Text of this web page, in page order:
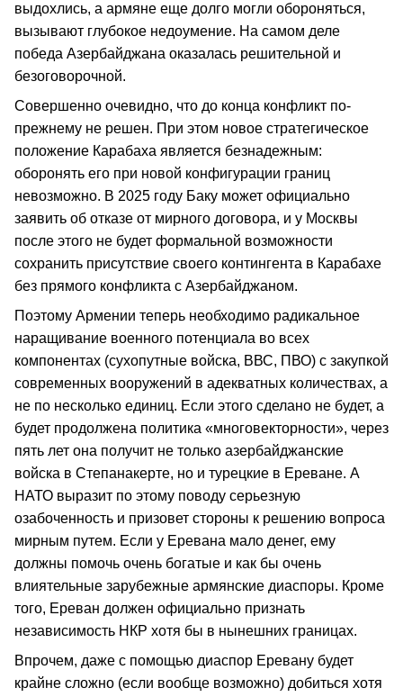
выдохлись, а армяне еще долго могли обороняться,
вызывают глубокое недоумение. На самом деле
победа Азербайджана оказалась решительной и
безоговорочной.
Совершенно очевидно, что до конца конфликт по-
прежнему не решен. При этом новое стратегическое
положение Карабаха является безнадежным:
оборонять его при новой конфигурации границ
невозможно. В 2025 году Баку может официально
заявить об отказе от мирного договора, и у Москвы
после этого не будет формальной возможности
сохранить присутствие своего контингента в Карабахе
без прямого конфликта с Азербайджаном.
Поэтому Армении теперь необходимо радикальное
наращивание военного потенциала во всех
компонентах (сухопутные войска, ВВС, ПВО) с закупкой
современных вооружений в адекватных количествах, а
не по несколько единиц. Если этого сделано не будет, а
будет продолжена политика «многовекторности», через
пять лет она получит не только азербайджанские
войска в Степанакерте, но и турецкие в Ереване. А
НАТО выразит по этому поводу серьезную
озабоченность и призовет стороны к решению вопроса
мирным путем. Если у Еревана мало денег, ему
должны помочь очень богатые и как бы очень
влиятельные зарубежные армянские диаспоры. Кроме
того, Ереван должен официально признать
независимость НКР хотя бы в нынешних границах.
Впрочем, даже с помощью диаспор Еревану будет
крайне сложно (если вообще возможно) добиться хотя